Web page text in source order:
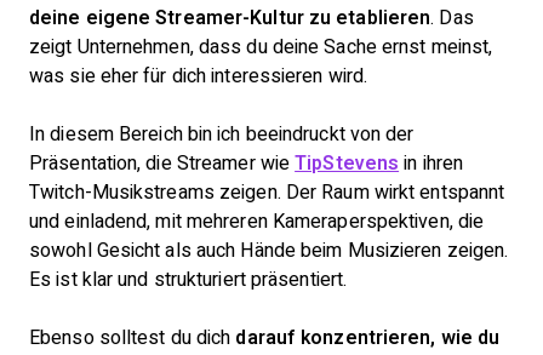
deine eigene Streamer-Kultur zu etablieren. Das
zeigt Unternehmen, dass du deine Sache ernst meinst,
was sie eher für dich interessieren wird.
In diesem Bereich bin ich beeindruckt von der
Präsentation, die Streamer wieTipStevens in ihren
Twitch-Musikstreams zeigen. Der Raum wirkt entspannt
und einladend, mit mehreren Kameraperspektiven, die
sowohl Gesicht als auch Hände beim Musizieren zeigen.
Es ist klar und strukturiert präsentiert.
Ebenso solltest du dich darauf konzentrieren, wie du